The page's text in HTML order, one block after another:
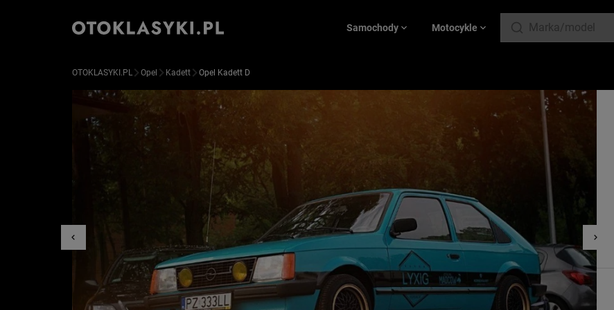
Samochody Motocykle
OTOKLASYKI.PL Opel Kadett Opel Kadett D